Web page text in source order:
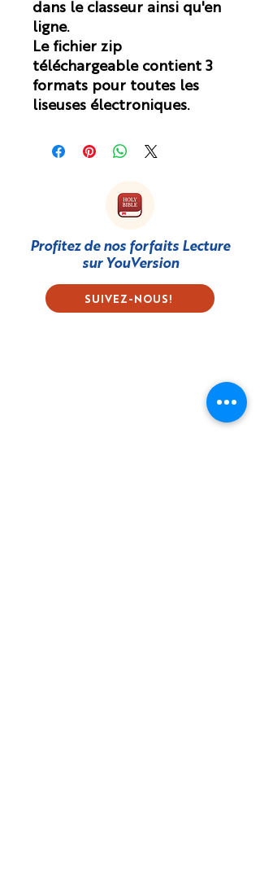
dans le classeur ainsi qu'en
ligne.
Le fichier zip
téléchargeable contient 3
formats pour toutes les
liseuses électroniques.
Profitez de nos forfaits Lecture
sur YouVersion
SUIVEZ-NOUS!
bulletin d'information